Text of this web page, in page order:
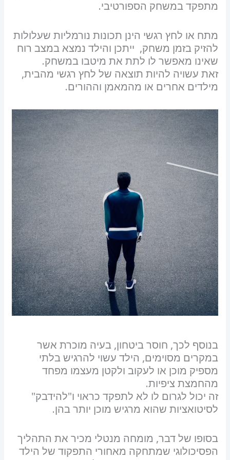
font_download סמן קישורים
השארת משוב
הצהרת נגישות
מתפקד במשחק הספורטיבי.
מתח או לחץ רגשי הינן תכונות נורמליות שעלולות
להזיק בזמן משחק, ייתכן והילד נמצא במצב רוח
שאינו מאפשר לו לתת את מיטבו במשחק.
זאת עשויה להיות תוצאה של לחץ רגשי מהבית,
מילדים אחרים או מהמאמן וההורים.
בנוסף לכך, חוסר ביטחון, בעיה מוכרת אשר
במקרים מסוימים, הילד עשוי להרגיש בלתי
מספיק מוכן או לעקוב ולקטן מעצמו מפחד
מהחמצת ציפיות.
זה יכול לגרום לו לא לתפקד כראוי ו"להידבק"
לסיטואציות שהוא מרגיש מוכן יותר בהן.
בסופו של דבר, מומחה מנטלי מכיר את התהליך
הפסיכולוגי שמתחקה מאחורי התפקוד של הילד